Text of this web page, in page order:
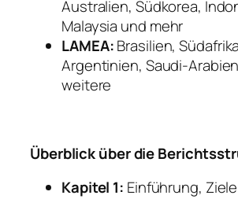
Australien, Südkorea,
Malaysia und mehr
LAMEA:Brasilien,
Argentinien, Saudi-
weitere
Überblick über die
Kapitel 1: Einführung,